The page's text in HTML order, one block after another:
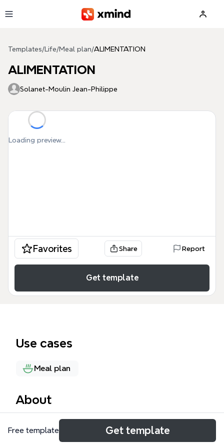
Templates/ Life/Meal plan/ALIMENTATION
ALIMENTATION
Solanet-Moulin Jean-Philippe
Loading preview...
Favorites Share Report
Get template
Use cases
Meal plan
About
Cette fiche de révision en mind map, intitulée
'ALIMENTATION', couvre les bases de la nutrition
Free template Get template